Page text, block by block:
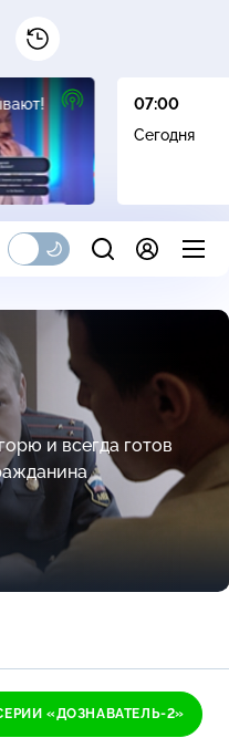
12+
07:00
Сегодня
и всегда готов
«ДОЗНАВАТЕЛЬ-2»